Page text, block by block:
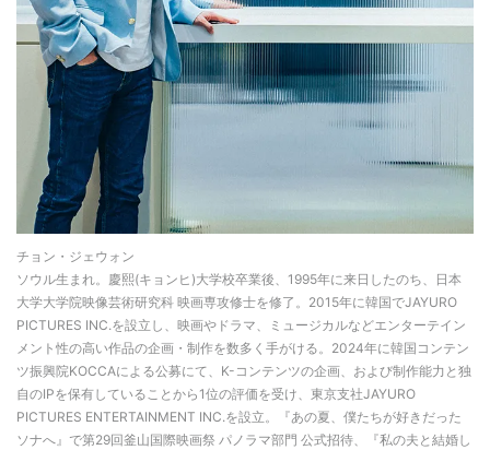
チョン・ジェウォン
ソウル生まれ。慶熙(キョンヒ)大学校卒業後、1995年に来日したのち、日本
大学大学院映像芸術研究科 映画専攻修士を修了。2015年に韓国でJAYURO
PICTURES INC.を設立し、映画やドラマ、ミュージカルなどエンターテイン
メント性の高い作品の企画・制作を数多く手がける。2024年に韓国コンテン
ツ振興院KOCCAによる公募にて、K-コンテンツの企画、および制作能力と独
自のIPを保有していることから1位の評価を受け、東京支社JAYURO
PICTURES ENTERTAINMENT INC.を設立。『あの夏、僕たちが好きだった
ソナへ』で第29回釜山国際映画祭 パノラマ部門 公式招待、『私の夫と結婚し